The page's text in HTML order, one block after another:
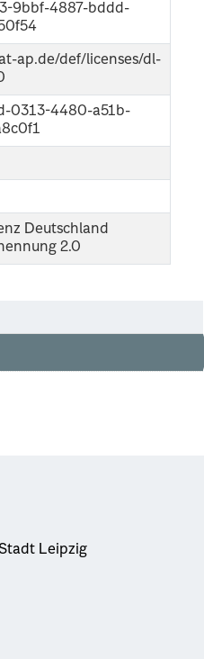
9bbf-4887-bddd-
ap.de/def/licenses/dl-
0313-4480-a51b-
Deutschland
2.0
Leipzig